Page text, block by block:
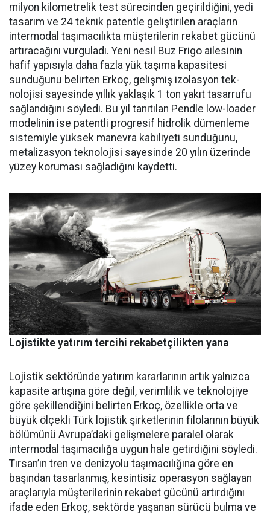
milyon kilomet­relik test sürecinden geçirildiğini, yedi
tasarım ve 24 teknik patentle geliştirilen araçların
intermodal taşımacılıkta müşterilerin reka­bet gücünü
artıracağını vurgula­dı. Yeni nesil Buz Frigo ailesinin
hafif yapısıyla daha fazla yük ta­şıma kapasitesi
sunduğunu belir­ten Erkoç, gelişmiş izolasyon tek­
nolojisi sayesinde yıllık yaklaşık 1 ton yakıt tasarrufu
sağlandığı­nı söyledi. Bu yıl tanıtılan Pendle low-loader
modelinin ise patent­li progresif hidrolik dümenleme
sistemiyle yüksek manevra kabi­liyeti sunduğunu,
metalizasyon teknolojisi sayesinde 20 yılın üze­rinde
yüzey koruması sağladığını kaydetti.
Lojistikte yatırım tercihi rekabetçilikten yana
Lojistik sektöründe yatırım ka­rarlarının artık yalnızca
kapasi­te artışına göre değil, verimlilik ve teknolojiye
göre şekillendiği­ni belirten Erkoç, özellikle orta ve
büyük ölçekli Türk lojistik şirket­lerinin filolarının büyük
bölümü­nü Avrupa’daki gelişmelere para­lel olarak
intermodal taşımacılı­ğa uygun hale getirdiğini söyledi.
Tırsan’ın tren ve denizyolu taşı­macılığına göre en
başından ta­sarlanmış, kesintisiz operasyon sağlayan
araçlarıyla müşterile­rinin rekabet gücünü artırdığını
ifade eden Erkoç, sektörde yaşa­nan sürücü bulma ve